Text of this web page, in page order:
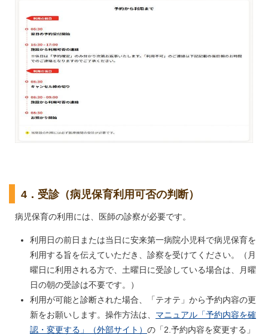
4．受診（病児保育利用可否の判断）
病児保育の利用には、医師の診察が必要です。
利用日の前日または当日に安来第一病院小児科で病児保育を
利用する旨を伝えていただき、診察を受けてください。（月
曜日に利用される方で、土曜日に受診している場合は、月曜
日の朝の受診は不要です。）
利用が可能と診断された場合、「テオテ」から予約内容の更
新をお願いします。操作方法は、 マニュアル「予約内容を確
認・変更する」（外部サイト） の「2.予約内容を変更する」